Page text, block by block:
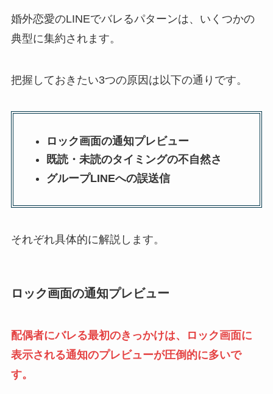
婚外恋愛のLINEでバレるパターンは、いくつかの
典型に集約されます。
把握しておきたい3つの原因は以下の通りです。
ロック画面の通知プレビュー
既読・未読のタイミングの不自然さ
グループLINEへの誤送信
それぞれ具体的に解説します。
ロック画面の通知プレビュー
配偶者にバレる最初のきっかけは、ロック画面に
表示される通知のプレビューが圧倒的に多いで
す。